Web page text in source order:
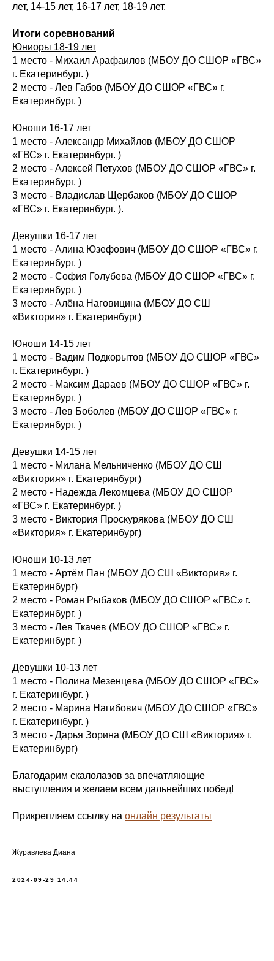
лет, 14-15 лет, 16-17 лет, 18-19 лет.
Итоги соревнований
Юниоры 18-19 лет
1 место - Михаил Арафаилов (МБОУ ДО СШОР «ГВС»
г. Екатеринбург. )
2 место - Лев Габов (МБОУ ДО СШОР «ГВС» г.
Екатеринбург. )
Юноши 16-17 лет
1 место - Александр Михайлов (МБОУ ДО СШОР
«ГВС» г. Екатеринбург. )
2 место - Алексей Петухов (МБОУ ДО СШОР «ГВС» г.
Екатеринбург. )
3 место - Владислав Щербаков (МБОУ ДО СШОР
«ГВС» г. Екатеринбург. ).
Девушки 16-17 лет
1 место - Алина Юзефович (МБОУ ДО СШОР «ГВС» г.
Екатеринбург. )
2 место - София Голубева (МБОУ ДО СШОР «ГВС» г.
Екатеринбург. )
3 место - Алёна Наговицина (МБОУ ДО СШ
«Виктория» г. Екатеринбург)
Юноши 14-15 лет
1 место - Вадим Подкорытов (МБОУ ДО СШОР «ГВС»
г. Екатеринбург. )
2 место - Максим Дараев (МБОУ ДО СШОР «ГВС» г.
Екатеринбург. )
3 место - Лев Боболев (МБОУ ДО СШОР «ГВС» г.
Екатеринбург. )
Девушки 14-15 лет
1 место - Милана Мельниченко (МБОУ ДО СШ
«Виктория» г. Екатеринбург)
2 место - Надежда Лекомцева (МБОУ ДО СШОР
«ГВС» г. Екатеринбург. )
3 место - Виктория Проскурякова (МБОУ ДО СШ
«Виктория» г. Екатеринбург)
Юноши 10-13 лет
1 место - Артём Пан (МБОУ ДО СШ «Виктория» г.
Екатеринбург)
2 место - Роман Рыбаков (МБОУ ДО СШОР «ГВС» г.
Екатеринбург. )
3 место - Лев Ткачев (МБОУ ДО СШОР «ГВС» г.
Екатеринбург. )
Девушки 10-13 лет
1 место - Полина Мезенцева (МБОУ ДО СШОР «ГВС»
г. Екатеринбург. )
2 место - Марина Нагибович (МБОУ ДО СШОР «ГВС»
г. Екатеринбург. )
3 место - Дарья Зорина (МБОУ ДО СШ «Виктория» г.
Екатеринбург)
Благодарим скалолазов за впечатляющие
выступления и желаем всем дальнейших побед!
Прикрепляем ссылку на онлайн результаты
Журавлева Диана
2024-09-29 14:44